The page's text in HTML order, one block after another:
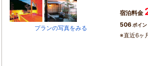
プランの写真をみる
宿泊料金
506 ポイ
※直近6ヶ